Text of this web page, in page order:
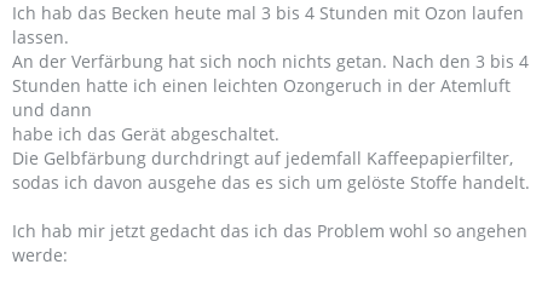
Ich hab das Becken heute mal 3 bis 4 Stunden mit Ozon laufen
lassen.
An der Verfärbung hat sich noch nichts getan. Nach den 3 bis 4
Stunden hatte ich einen leichten Ozongeruch in der Atemluft
und dann
habe ich das Gerät abgeschaltet.
Die Gelbfärbung durchdringt auf jedemfall Kaffeepapierfilter,
sodas ich davon ausgehe das es sich um gelöste Stoffe handelt.
Ich hab mir jetzt gedacht das ich das Problem wohl so angehen
werde: